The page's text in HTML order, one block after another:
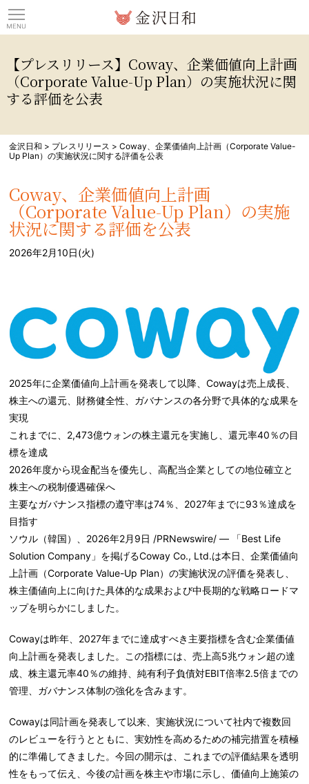
【プレスリリース】Coway、企業価値向上計画
（Corporate Value-Up Plan）の実施状況に関
する評価を公表
金沢日和 > プレスリリース >Coway、企業価値向上計画（Corporate Value-
Up Plan）の実施状況に関する評価を公表
Coway、企業価値向上計画
（Corporate Value-Up Plan）の実施
状況に関する評価を公表
2026年2月10日(火)
2025年に企業価値向上計画を発表して以降、Cowayは売上成長、
株主への還元、財務健全性、ガバナンスの各分野で具体的な成果を
実現
これまでに、2,473億ウォンの株主還元を実施し、還元率40％の目
標を達成
2026年度から現金配当を優先し、高配当企業としての地位確立と
株主への税制優遇確保へ
主要なガバナンス指標の遵守率は74％、2027年までに93％達成を
目指す
ソウル（韓国）、2026年2月9日 /PRNewswire/ — 「Best Life
Solution Company」を掲げるCoway Co., Ltd.は本日、企業価値向
上計画（Corporate Value-Up Plan）の実施状況の評価を発表し、
株主価値向上に向けた具体的な成果および中長期的な戦略ロードマ
ップを明らかにしました。
Cowayは昨年、2027年までに達成すべき主要指標を含む企業価値
向上計画を発表しました。この指標には、売上高5兆ウォン超の達
成、株主還元率40％の維持、純有利子負債対EBIT倍率2.5倍までの
管理、ガバナンス体制の強化を含みます。
Cowayは同計画を発表して以来、実施状況について社内で複数回
のレビューを行うとともに、実効性を高めるための補完措置を積極
的に準備してきました。今回の開示は、これまでの評価結果を透明
性をもって伝え、今後の計画を株主や市場に示し、価値向上施策の